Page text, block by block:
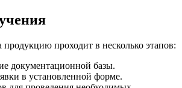
проходит в несколько этапов:
документационной базы.
в установленной форме.